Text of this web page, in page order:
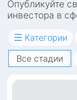
Опубликуйте
инвестора в
от компаний-
Категории
Все стадии